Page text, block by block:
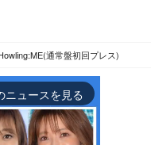
通常盤初回プレス)
ニュースを見る